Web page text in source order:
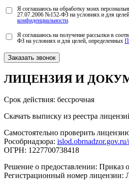
Я соглашаюсь на обработку моих
27.07.2006 №152-ФЗ на условиях и для
конфиденциальности.
Я соглашаюсь на получение рассылки в
ФЗ на условиях и для целей, определенных
ЛИЦЕНЗИЯ И
Срок действия: бессрочная
Скачать выписку из реестра
Самостоятельно проверить
Рособрнадзора:
ОГРН: 1227700738418
Решение о предоставлении: Приказ
Регистрационный номер лицензии: